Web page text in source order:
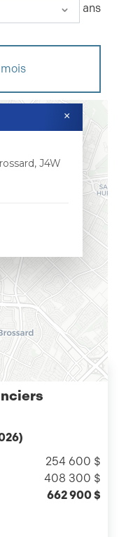
ans
J4W
×
254 600 $
408 300 $
662 900 $